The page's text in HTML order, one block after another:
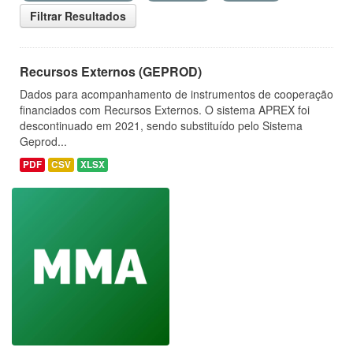
Filtrar Resultados
Recursos Externos (GEPROD)
Dados para acompanhamento de instrumentos de cooperação
financiados com Recursos Externos. O sistema APREX foi
descontinuado em 2021, sendo substituído pelo Sistema
Geprod...
PDF CSV XLSX